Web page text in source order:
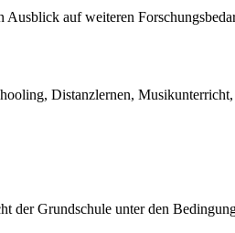
auf weiteren
Distanzlernen,
der Grundschule unter den